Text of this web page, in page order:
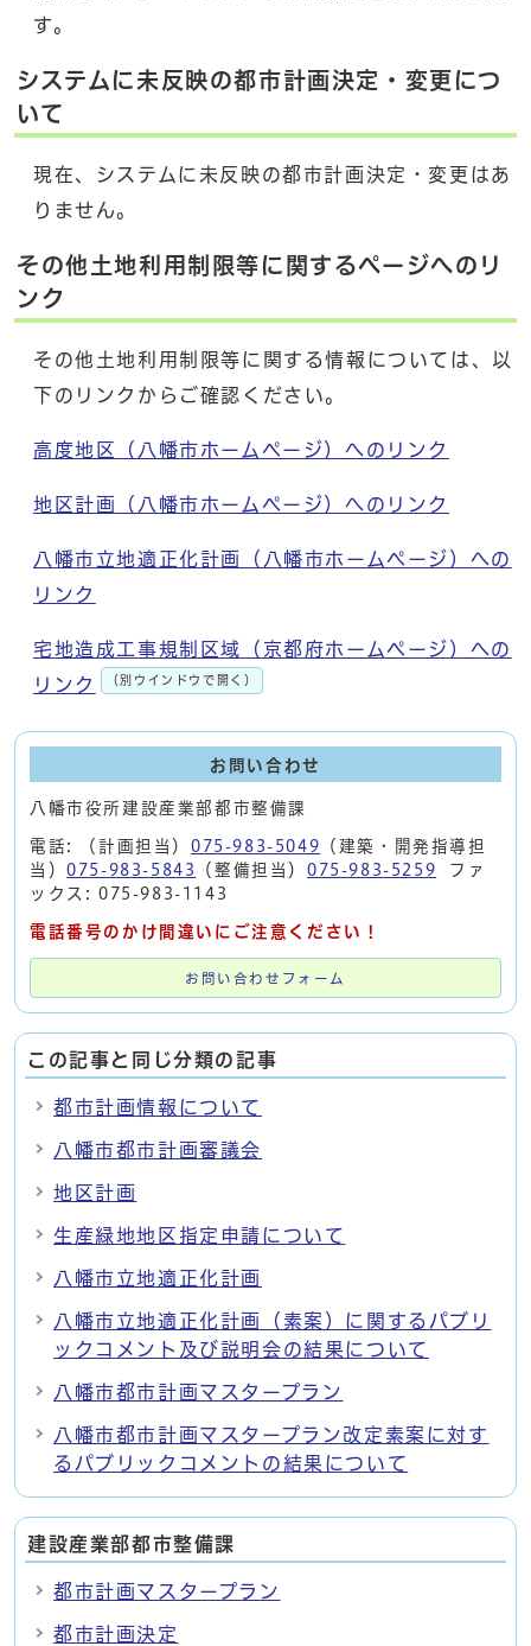
す。
システムに未反映の都市計画決定・変更につ
いて
現在、システムに未反映の都市計画決定・変更はあ
りません。
その他土地利用制限等に関するページへのリ
ンク
その他土地利用制限等に関する情報については、以
下のリンクからご確認ください。
高度地区（八幡市ホームページ）へのリンク
地区計画（八幡市ホームページ）へのリンク
八幡市立地適正化計画（八幡市ホームページ）への
リンク
宅地造成工事規制区域（京都府ホームページ）への
リンク
（別ウインドウで開く）
お問い合わせ
八幡市役所建設産業部都市整備課
電話: （計画担当） 075-983-5049 （建築・開発指導担
当）075-983-5843 （整備担当）075-983-5259 ファ
ックス: 075-983-1143
電話番号のかけ間違いにご注意ください！
お問い合わせフォーム
この記事と同じ分類の記事
都市計画情報について
八幡市都市計画審議会
地区計画
生産緑地地区指定申請について
八幡市立地適正化計画
八幡市立地適正化計画（素案）に関するパブリ
ックコメント及び説明会の結果について
八幡市都市計画マスタープラン
八幡市都市計画マスタープラン改定素案に対す
るパブリックコメントの結果について
建設産業部都市整備課
都市計画マスタープラン
都市計画決定